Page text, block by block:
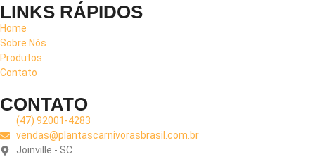
LINKS RÁPIDOS
Home
Sobre Nós
Produtos
Contato
CONTATO
(47) 92001-4283
vendas@plantascarnivorasbrasil.com.br
Joinville - SC